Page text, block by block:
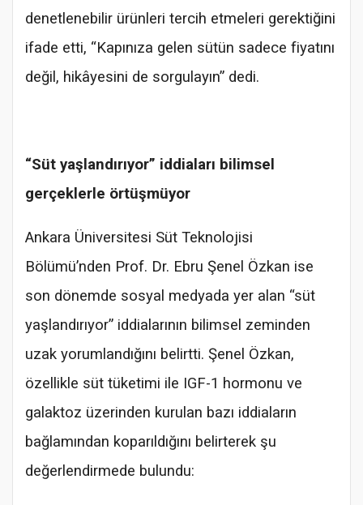
denetlenebilir ürünleri tercih etmeleri gerektiğini
ifade etti, “Kapınıza gelen sütün sadece fiyatını
değil, hikâyesini de sorgulayın” dedi.
“Süt yaşlandırıyor” iddiaları bilimsel
gerçeklerle örtüşmüyor
Ankara Üniversitesi Süt Teknolojisi
Bölümü’nden Prof. Dr. Ebru Şenel Özkan ise
son dönemde sosyal medyada yer alan “süt
yaşlandırıyor” iddialarının bilimsel zeminden
uzak yorumlandığını belirtti. Şenel Özkan,
özellikle süt tüketimi ile IGF-1 hormonu ve
galaktoz üzerinden kurulan bazı iddiaların
bağlamından koparıldığını belirterek şu
değerlendirmede bulundu: